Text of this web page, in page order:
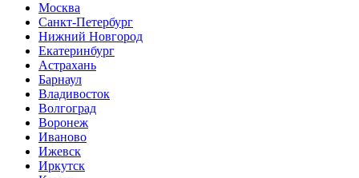
Москва
Санкт-Петербург
Нижний Новгород
Екатеринбург
Астрахань
Барнаул
Владивосток
Волгоград
Воронеж
Иваново
Ижевск
Иркутск